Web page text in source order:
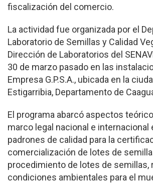
fiscalización del comercio.
La actividad fue organizada por el
Laboratorio de Semillas y Calidad
Dirección de Laboratorios del
30 de marzo pasado en las
Empresa G.P.S.A., ubicada en la
Estigarribia, Departamento de
El programa abarcó aspectos
marco legal nacional e internacional
padrones de calidad para la
comercialización de lotes de
procedimiento de lotes de semillas,
condiciones ambientales para el